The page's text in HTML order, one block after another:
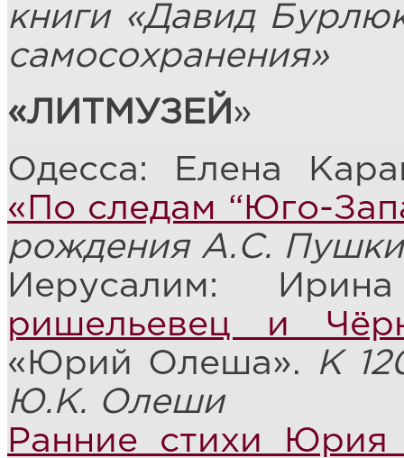
книги «Давид
самосохранения»
«ЛИТМУЗЕЙ »
Одесса: Елена
«По следам “Юго-
рождения А.С.
Иерусалим:
ришельевец и
«Юрий Олеша». К
Ю.К. Олеши
Ранние стихи